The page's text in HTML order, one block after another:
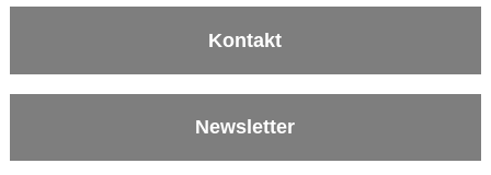
Kontakt
Newsletter